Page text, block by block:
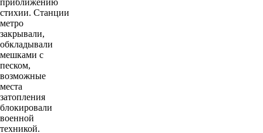
приближению
стихии. Станции
метро
закрывали,
обкладывали
мешками с
песком,
возможные
места
затопления
блокировали
военной
техникой.